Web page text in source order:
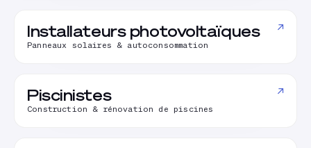
Installateurs photovoltaïques
Panneaux solaires & autoconsommation
↗
Piscinistes
Construction & rénovation de piscines
↗